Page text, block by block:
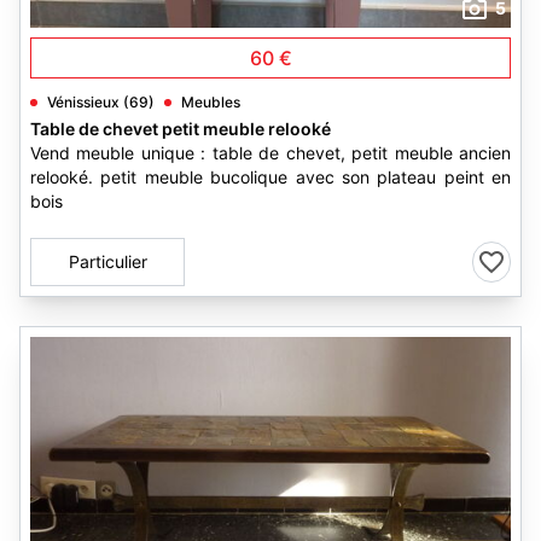
5
60 €
Vénissieux (69) Meubles
Table de chevet petit meuble relooké
Vend meuble unique : table de chevet, petit meuble ancien
relooké. petit meuble bucolique avec son plateau peint en
bois
Particulier